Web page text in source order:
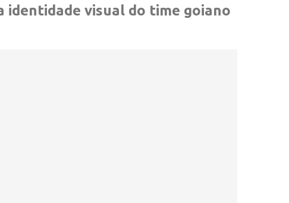
visual do time goiano